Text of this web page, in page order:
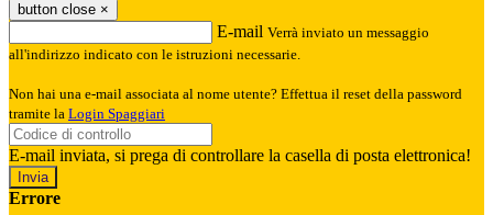
button close ×
E-mail Verrà inviato un messaggio
all'indirizzo indicato con le istruzioni necessarie.
Non hai una e-mail associata al nome utente? Effettua il reset della password
tramite la Login Spaggiari
E-mail inviata, si prega di controllare la casella di posta elettronica!
Errore